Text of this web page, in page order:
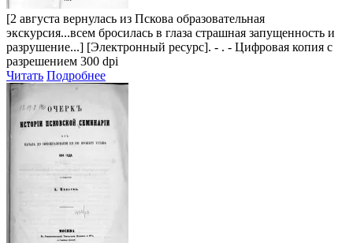
[2 августа вернулась из Пскова образовательная
экскурсия...всем бросилась в глаза страшная запущенность и
разрушение...] [Электронный ресурс]. - . - Цифровая копия с
разрешением 300 dpi
Читать Подробнее